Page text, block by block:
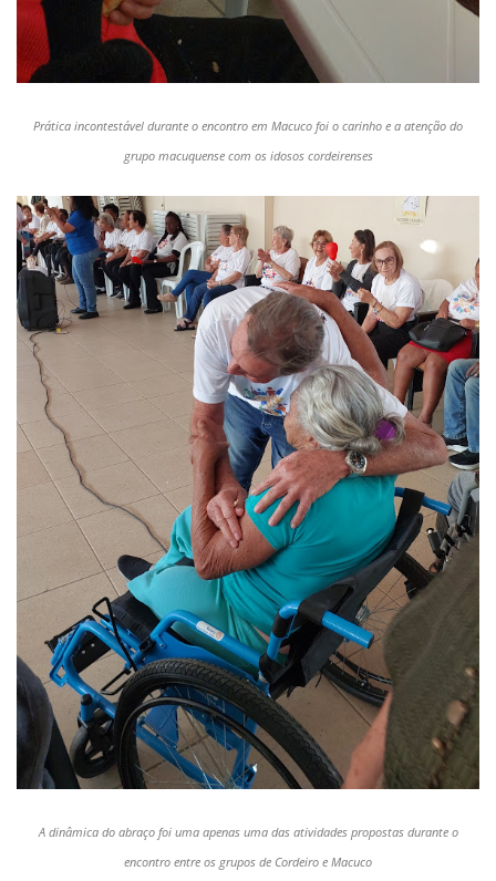
Prática incontestável durante o encontro em Macuco foi o carinho e a atenção do
grupo macuquense com os idosos cordeirenses
A dinâmica do abraço foi uma apenas uma das atividades propostas durante o
encontro entre os grupos de Cordeiro e Macuco